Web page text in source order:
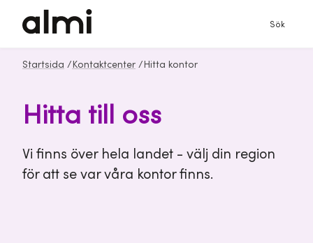
Sök
Startsida / Kontaktcenter / Hitta kontor
Hitta till oss
Vi finns över hela landet - välj din region
för att se var våra kontor finns.